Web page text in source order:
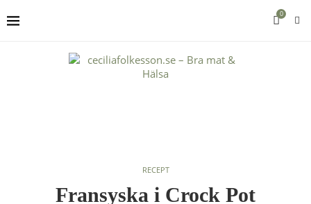
0
RECEPT
Fransyska i Crock Pot